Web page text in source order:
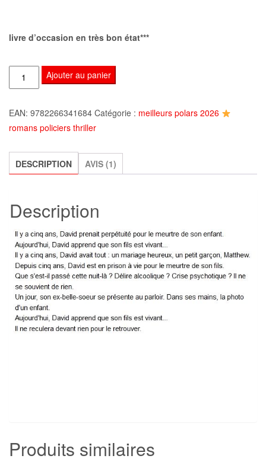
livre d’occasion en très bon état***
quantité
de
tes
traces,
Coben
Ajouter au panier
EAN: 9782266341684 Catégorie : meilleurs polars 2026
romans policiers thriller
DESCRIPTION AVIS (1)
Description
Produits similaires